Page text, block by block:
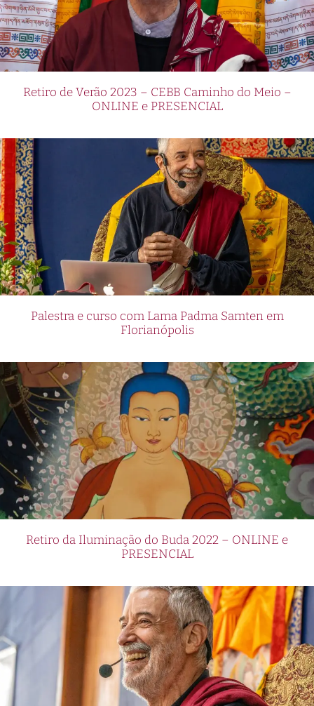
Retiro de Verão 2023 – CEBB Caminho do Meio –
ONLINE e PRESENCIAL
Palestra e curso com Lama Padma Samten em
Florianópolis
Retiro da Iluminação do Buda 2022 – ONLINE e
PRESENCIAL